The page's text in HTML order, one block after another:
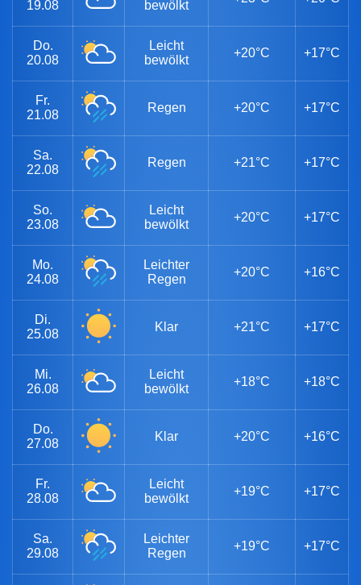
19.08
bewölkt
Do.
20.08
Leicht
bewölkt
+20°C +17°C
Fr.
21.08
Regen +20°C +17°C
Sa.
22.08
Regen +21°C +17°C
So.
23.08
Leicht
bewölkt
+20°C +17°C
Mo.
24.08
Leichter
Regen
+20°C +16°C
Di.
25.08
Klar +21°C +17°C
Mi.
26.08
Leicht
bewölkt
+18°C +18°C
Do.
27.08
Klar +20°C +16°C
Fr.
28.08
Leicht
bewölkt
+19°C +17°C
Sa.
29.08
Leichter
Regen
+19°C +17°C